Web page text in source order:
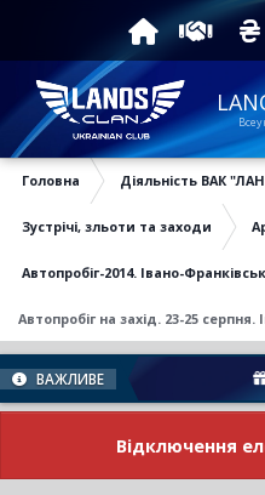
Головна Діяльність ВАК
Зустрічі, зльоти та заходи
Автопробіг-2014. Івано-Франківськ
Автопробіг на захід. 23-25 серпня.
ВАЖЛИВЕ Атрибутика
Відключення